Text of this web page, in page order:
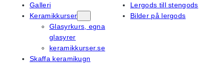
Galleri
Keramikkurser
Glasyrkurs, egna
glasyrer
keramikkurser.se
Skaffa keramikugn
Lergods till stengods
Bilder på lergods